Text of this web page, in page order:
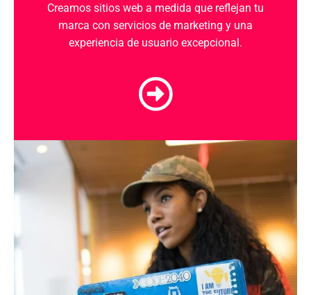
Creamos sitios web a medida que reflejan tu
marca con servicios de marketing y una
experiencia de usuario excepcional.